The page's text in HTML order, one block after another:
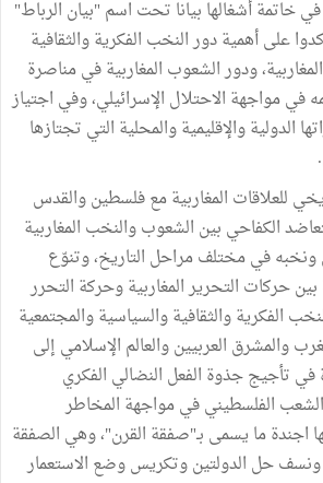
خاتمة أشغالها بيانا تحت اسم "بيان الرباط"
على أهمية دور النخب الفكرية والثقافية
ودور الشعوب المغاربية في مناصرة
مواجهة الاحتلال الإسرائيلي، وفي اجتياز
الدولية والإقليمية والمحلية التي تجتازها
للعلاقات المغاربية مع فلسطين والقدس
الكفاحي بين الشعوب والنخب المغاربية
في مختلف مراحل التاريخ، وتنوّع
حركات التحرير المغاربية وحركة التحرر
الفكرية والثقافية والسياسية والمجتمعية
والمشرق العربيين والعالم الإسلامي إلى
في تأجيج جذوة الفعل النضالي الفكري
الشعب الفلسطيني في مواجهة المخاطر
اجندة ما يسمى بـ"صفقة القرن"، وهي الصفقة
حل الدولتين وتكريس وضع الاستعمار